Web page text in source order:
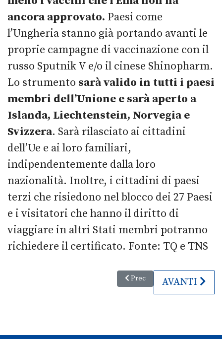
ancora approvato. Paesi come
l’Ungheria stanno già portando avanti le
proprie campagne di vaccinazione con il
russo Sputnik V e/o il cinese Shinopharm.
Lo strumento sarà valido in tutti i paesi
membri dell’Unione e sarà aperto a
Islanda, Liechtenstein, Norvegia e
Svizzera. Sarà rilasciato ai cittadini
dell’Ue e ai loro familiari,
indipendentemente dalla loro
nazionalità. Inoltre, i cittadini di paesi
terzi che risiedono nel blocco dei 27 Paesi
e i visitatori che hanno il diritto di
viaggiare in altri Stati membri potranno
richiedere il certificato. Fonte: TQ e TNS
Articolo precedente: Il
Prec ARTICOLO
AVANTI